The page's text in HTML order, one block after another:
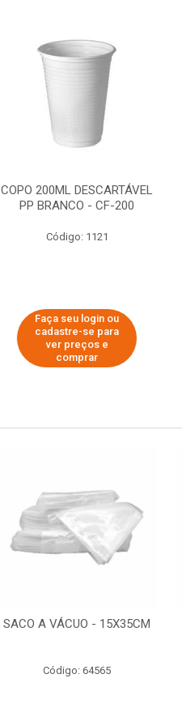
COPO 200ML DESCARTÁVEL
PP BRANCO - CF-200
Código: 1121
Faça seu login ou
cadastre-se para
ver preços e
comprar
SACO A VÁCUO - 15X35CM
Código: 64565